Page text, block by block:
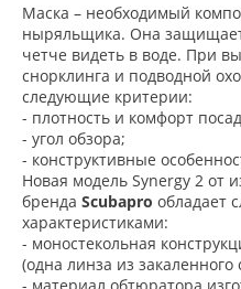
Маска – необходимый
ныряльщика. Она защищает
четче видеть в воде. При
снорклинга и подводной
следующие критерии:
- плотность и комфорт
- угол обзора;
- конструктивные
Новая модель Synergy 2 от
бренда Scubapro обладает
характеристиками:
- моностекольная
(одна линза из закаленного